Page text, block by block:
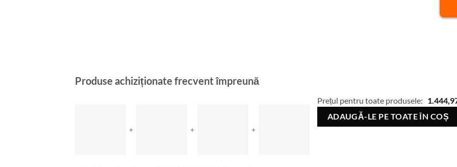
Produse achiziționate frecvent împreună
+ + +
Prețul pentru toate produsele:
ADAUGĂ-LE PE TOATE ÎN COȘ